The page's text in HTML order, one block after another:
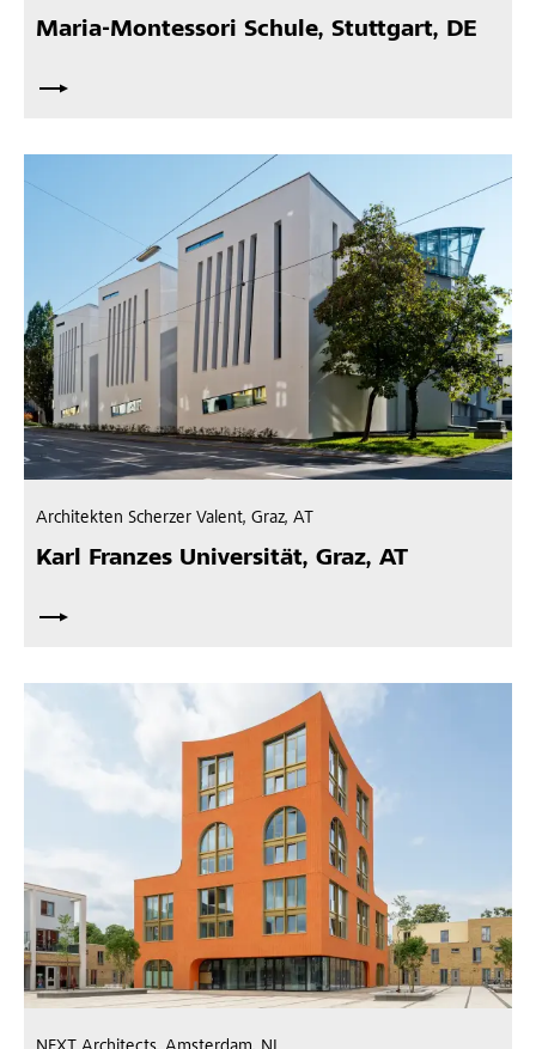
Maria-Montessori Schule, Stuttgart, DE
Karl Franzes Universität, Graz, AT
Architekten Scherzer Valent, Graz, AT